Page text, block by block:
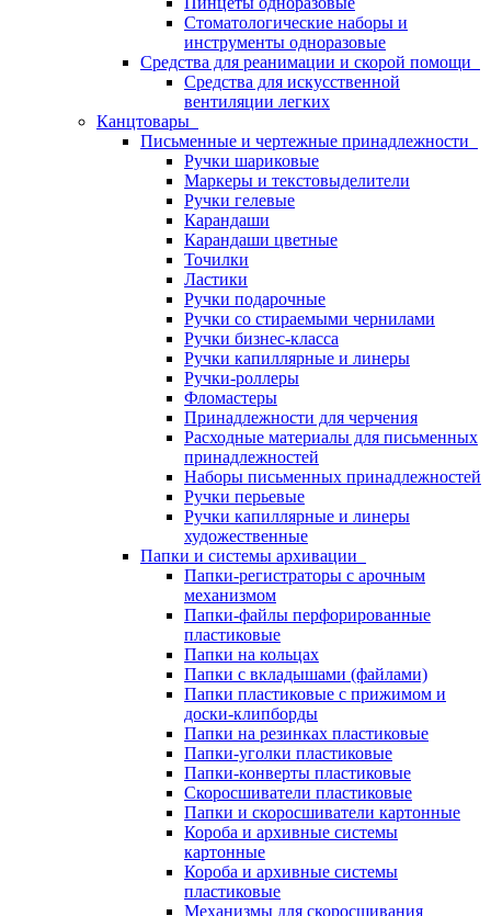
Стоматологические наборы и
инструменты одноразовые
Средства для реанимации и скорой помощи
Средства для искусственной
вентиляции легких
Канцтовары
Письменные и чертежные принадлежности
Ручки шариковые
Маркеры и текстовыделители
Ручки гелевые
Карандаши
Карандаши цветные
Точилки
Ластики
Ручки подарочные
Ручки со стираемыми чернилами
Ручки бизнес-класса
Ручки капиллярные и линеры
Ручки-роллеры
Фломастеры
Принадлежности для черчения
Расходные материалы для письменных
принадлежностей
Наборы письменных принадлежностей
Ручки перьевые
Ручки капиллярные и линеры
художественные
Папки и системы архивации
Папки-регистраторы с арочным
механизмом
Папки-файлы перфорированные
пластиковые
Папки на кольцах
Папки с вкладышами (файлами)
Папки пластиковые с прижимом и
доски-клипборды
Папки на резинках пластиковые
Папки-уголки пластиковые
Папки-конверты пластиковые
Скоросшиватели пластиковые
Папки и скоросшиватели картонные
Короба и архивные системы
картонные
Короба и архивные системы
пластиковые
Механизмы для скоросшивания